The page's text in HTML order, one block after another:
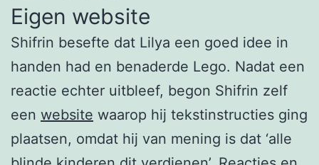
Eigen website
Shifrin besefte dat Lilya een goed idee in
handen had en benaderde Lego. Nadat een
reactie echter uitbleef, begon Shifrin zelf
een website waarop hij tekstinstructies ging
plaatsen, omdat hij van mening is dat ‘alle